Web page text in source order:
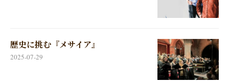
歴史に挑む『メサイア』
2025-07-29